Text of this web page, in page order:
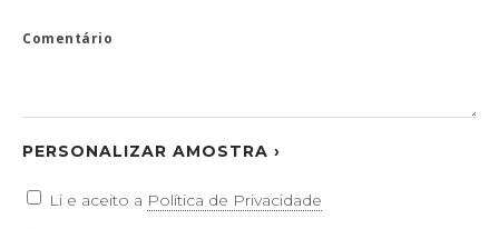
Comentário
PERSONALIZAR AMOSTRA ›
Li e aceito a Política de Privacidade